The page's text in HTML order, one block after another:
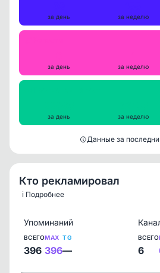
за день за неделю
за день за неделю
за день за неделю
Данные за
Кто рекламировал
ℹ️ Подробнее
Упоминаний
ВСЕГО
396
MAX
396
TG
—
ВСЕГО
6